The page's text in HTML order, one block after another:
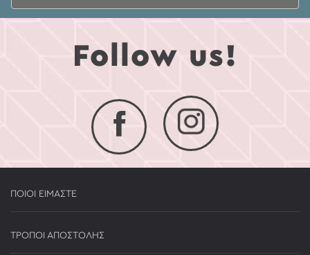
Follow us!
ΠΟΙΟΙ ΕΙΜΑΣΤΕ
ΤΡΟΠΟΙ ΑΠΟΣΤΟΛΗΣ